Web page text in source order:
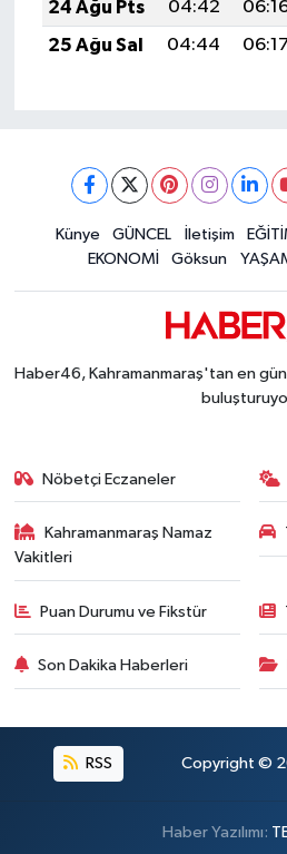
24 Ağu Pts
04:42
25 Ağu Sal
04:44
Künye GÜNCEL İletişim
EKONOMİ
Göksun
Haber46, Kahramanmaraş'tan en
Nöbetçi Eczaneler
Kahramanmaraş Namaz
Vakitleri
Puan Durumu ve Fikstür
Son Dakika Haberleri
RSS Copyright ©
Haber Yazılımı: